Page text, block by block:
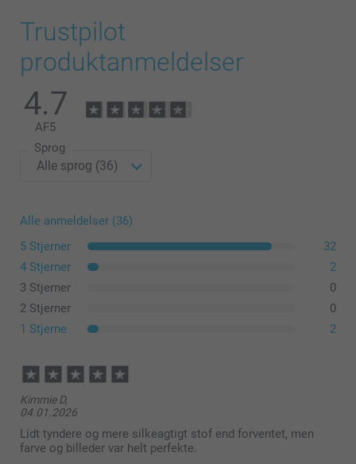
Trustpilot
produktanmeldelser
4.7
AF5
Sprog
Alle anmeldelser (36)
5 Stjerner
32
4 Stjerner
2
3 Stjerner
0
2 Stjerner
0
1 Stjerne
2
Kimmie D,
04.01.2026
Lidt tyndere og mere silkeagtigt stof end forventet, men
farve og billeder var helt perfekte.